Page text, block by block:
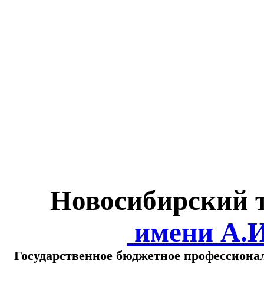
Новосибирский
имени
Государственное бюджетное